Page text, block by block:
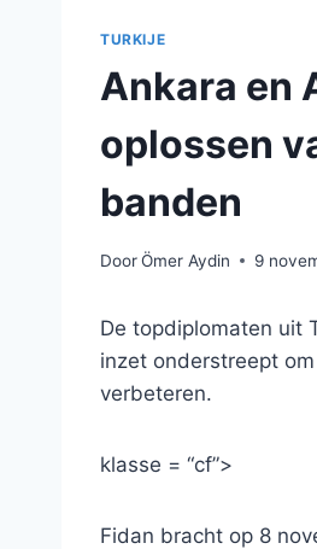
TURKIJE
Ankara en
oplossen
banden
DoorÖmer Aydin 9
De topdiplomaten uit
inzet onderstreept
verbeteren.
klasse = “cf”>
Fidan bracht op 8